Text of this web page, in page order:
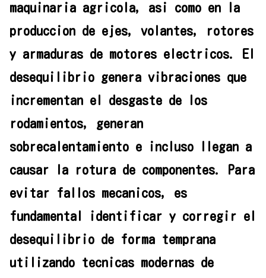
maquinaria agricola, asi como en la
produccion de ejes, volantes, rotores
y armaduras de motores electricos. El
desequilibrio genera vibraciones que
incrementan el desgaste de los
rodamientos, generan
sobrecalentamiento e incluso llegan a
causar la rotura de componentes. Para
evitar fallos mecanicos, es
fundamental identificar y corregir el
desequilibrio de forma temprana
utilizando tecnicas modernas de